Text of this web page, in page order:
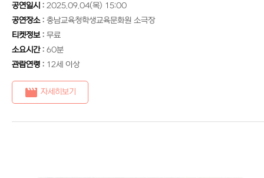
공연일시 : 2025.09.04(목) 15:00
공연장소: 충남교육청학생교육문화원 소극장
티켓정보: 무료
소요시간: 60분
관람연령 : 12세 이상
movie 자세히보기